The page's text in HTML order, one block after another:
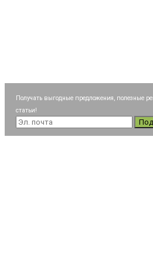
Получать выгодные предложения, полезные
статьи!